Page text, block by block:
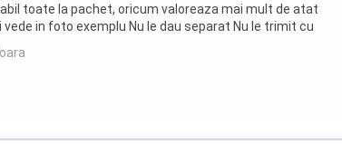
toate la pachet, oricum valoreaza mai mult de atat
vede in foto exemplu Nu le dau separat Nu le trimit cu
sa-mi vanda ...